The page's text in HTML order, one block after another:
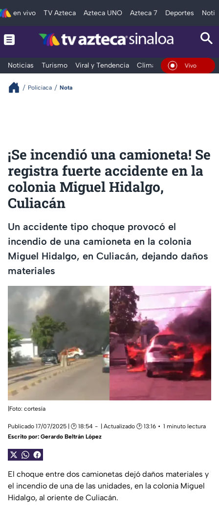
en vivo TV Azteca Azteca UNO Azteca 7 Deportes
Noticias Turismo Viral y Tendencia Clima Deportes
En Vivo
Policiaca Nota
¡Se incendió una camioneta! Se
registra fuerte accidente en la
colonia Miguel Hidalgo,
Culiacán
Un accidente tipo choque provocó el
incendio de una camioneta en la colonia
Miguel Hidalgo, en Culiacán, dejando daños
materiales
|Foto: cortesía
Publicado 17/07/2025 | 🕑 18:54 | Actualizado 🕑 13:16
1 minuto lectura
Escrito por: Gerardo Beltrán López
El choque entre dos camionetas dejó daños materiales y
el incendio de una de las unidades, en la colonia Miguel
Hidalgo, al oriente de Culiacán.